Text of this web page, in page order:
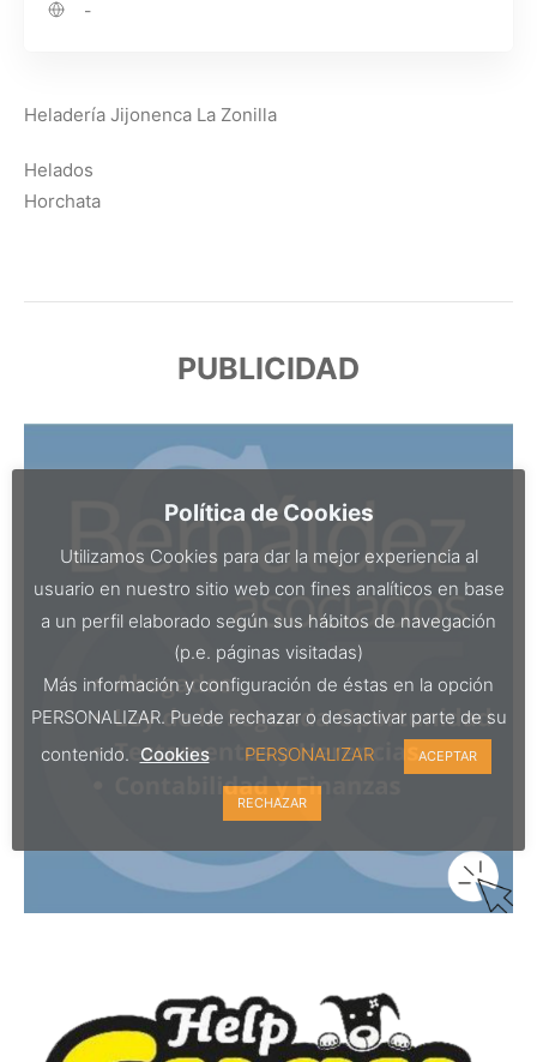
-
Heladería Jijonenca La Zonilla
Helados
Horchata
PUBLICIDAD
Política de Cookies
Utilizamos Cookies para dar la mejor experiencia al
usuario en nuestro sitio web con fines analíticos en base
a un perfil elaborado según sus hábitos de navegación
(p.e. páginas visitadas)
Más información y configuración de éstas en la opción
PERSONALIZAR. Puede rechazar o desactivar parte de su
contenido. Cookies PERSONALIZAR ACEPTAR
RECHAZAR